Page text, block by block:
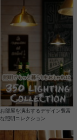
お部屋を演出するデザイン豊富
な照明コレクション